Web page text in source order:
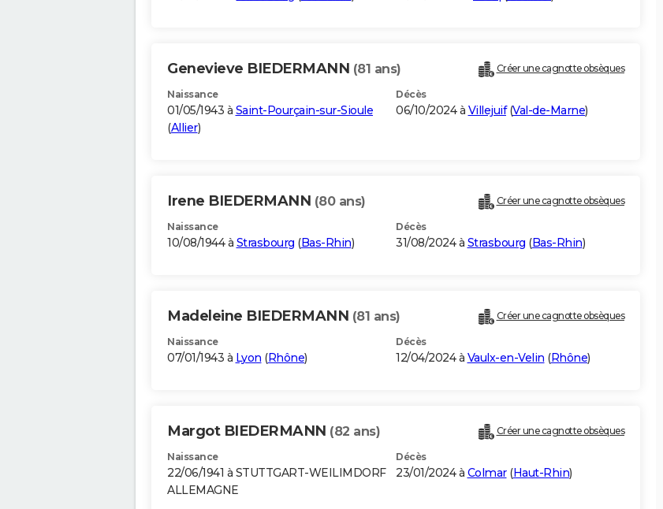
Genevieve BIEDERMANN (81 ans) Créer une cagnotte obsèques
Naissance
01/05/1943 à Saint-Pourçain-sur-Sioule
(Allier)
Décès
06/10/2024 à Villejuif(Val-de-Marne)
Irene BIEDERMANN (80 ans) Créer une cagnotte obsèques
Naissance
10/08/1944 à Strasbourg (Bas-Rhin)
Décès
31/08/2024 à Strasbourg (Bas-Rhin)
Madeleine BIEDERMANN (81 ans) Créer une cagnotte obsèques
Naissance
07/01/1943 à Lyon (Rhône)
Décès
12/04/2024 à Vaulx-en-Velin (Rhône)
Margot BIEDERMANN (82 ans) Créer une cagnotte obsèques
Naissance
22/06/1941 à STUTTGART-WEILIMDORF
ALLEMAGNE
Décès
23/01/2024 à Colmar(Haut-Rhin)